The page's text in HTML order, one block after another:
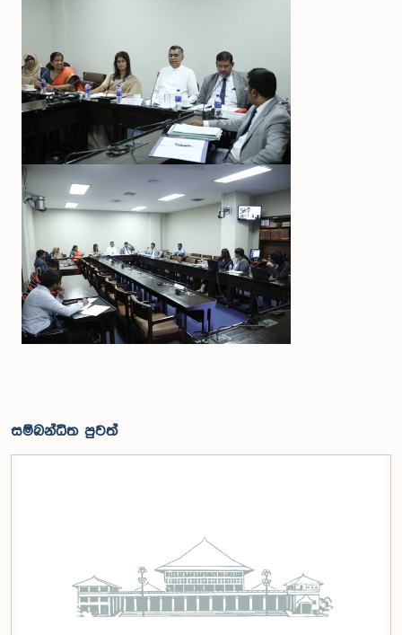
සම්බන්ධිත පුවත්